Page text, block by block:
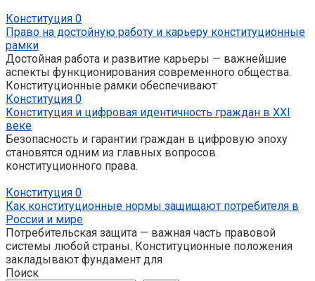
Конституция 0
Право на достойную работу и карьеру конституционные
рамки
Достойная работа и развитие карьеры — важнейшие
аспекты функционирования современного общества.
Конституционные рамки обеспечивают
Конституция 0
Конституция и цифровая идентичность граждан в XXI
веке
Безопасность и гарантии граждан в цифровую эпоху
становятся одним из главных вопросов
конституционного права.
Конституция 0
Как конституционные нормы защищают потребителя в
России и мире
Потребительская защита — важная часть правовой
системы любой страны. Конституционные положения
закладывают фундамент для
Поиск